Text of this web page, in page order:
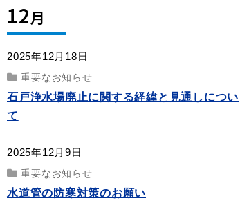
12月
2025年12月18日
重要なお知らせ
石戸浄水場廃止に関する経緯と見通しについ
て
2025年12月9日
重要なお知らせ
水道管の防寒対策のお願い